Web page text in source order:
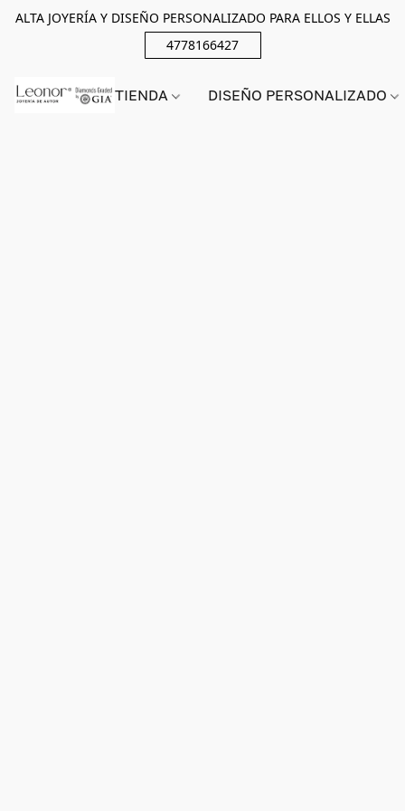
ALTA JOYERÍA Y DISEÑO PERSONALIZADO PARA ELLOS Y ELLAS
4778166427
TIENDA DISEÑO PERSONALIZADO